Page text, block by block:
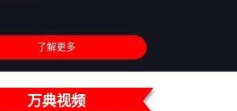
了解更多
万典视频